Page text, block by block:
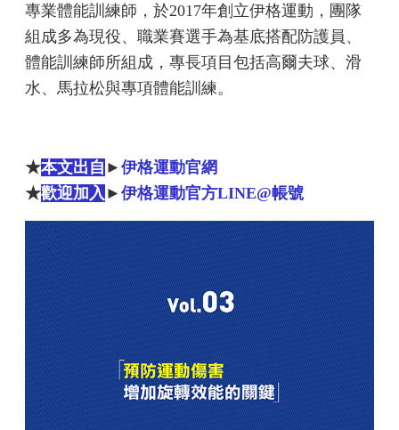
專業體能訓練師，於2017年創立伊格運動，團隊
組成多為現役、職業賽選手為基底搭配防護員、
體能訓練師所組成，專長項目包括高爾夫球、滑
水、馬拉松與專項體能訓練。
★本文出自 ►伊格運動官網
★歡迎加入 ►伊格運動官方LINE@帳號